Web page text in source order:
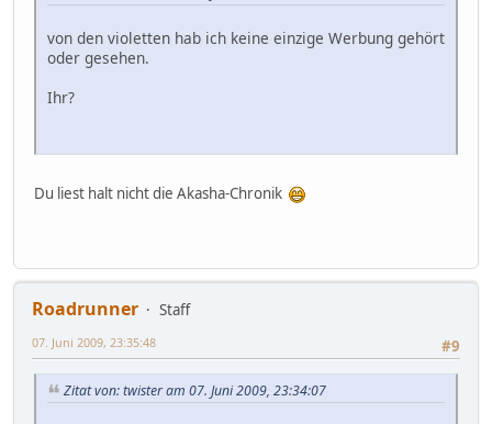
von den violetten hab ich keine einzige Werbung gehört
oder gesehen.
Ihr?
Du liest halt nicht die Akasha-Chronik
Roadrunner
Staff
#9
07. Juni 2009, 23:35:48
Zitat von: twister am 07. Juni 2009, 23:34:07